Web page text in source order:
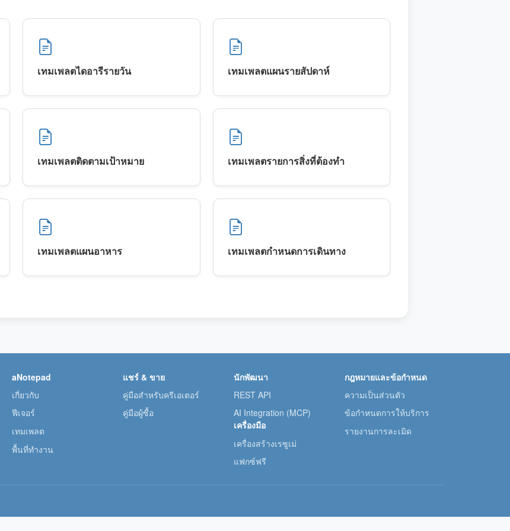
เทมเพลตไดอารีรายวัน เทมเพลตแผนรายสัปดาห์
เทมเพลตติดตามเป้าหมาย เทมเพลตรายการสิ่งที่ต้องทำ
เทมเพลตแผนอาหาร เทมเพลตกำหนดการเดินทาง
aNotepad
เกี่ยวกับ
ฟีเจอร์
เทมเพลต
พื้นที่ทำงาน
แชร์ & ขาย
คู่มือสำหรับครีเอเตอร์
คู่มือผู้ซื้อ
นักพัฒนา
REST API
AI Integration (MCP)
เครื่องมือ
เครื่องสร้างเรซูเม่
แฟกซ์ฟรี
กฎหมายและข้อกำหนด
ความเป็นส่วนตัว
ข้อกำหนดการให้บริการ
รายงานการละเมิด